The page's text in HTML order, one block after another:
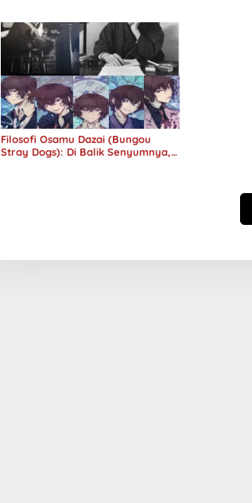
Filosofi Osamu Dazai (Bungou
Stray Dogs): Di Balik Senyumnya,